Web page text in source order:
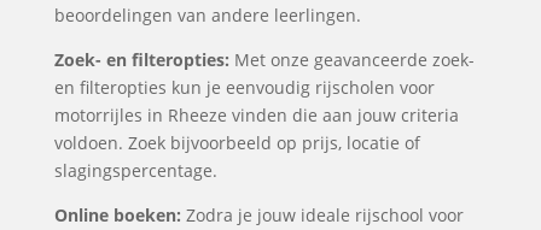
beoordelingen van andere leerlingen.
Zoek- en filteropties: Met onze geavanceerde zoek-
en filteropties kun je eenvoudig rijscholen voor
motorrijles in Rheeze vinden die aan jouw criteria
voldoen. Zoek bijvoorbeeld op prijs, locatie of
slagingspercentage.
Online boeken: Zodra je jouw ideale rijschool voor